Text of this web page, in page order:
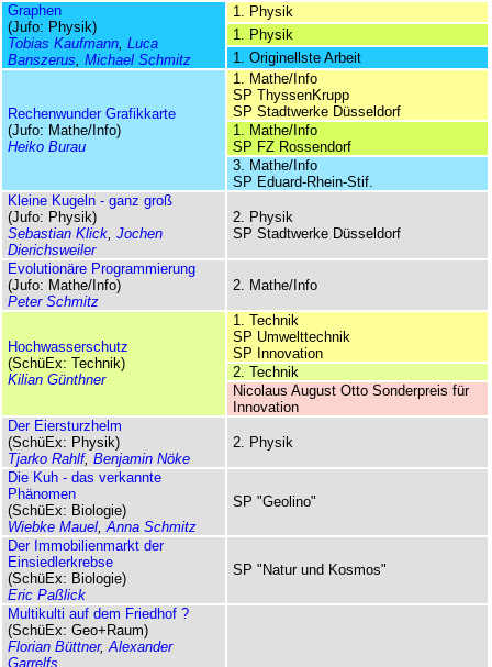
Graphen
(Jufo: Physik)
Tobias Kaufmann Luca
Banszerus Michael Schmitz
1. Physik
1. Physik
1. Originellste Arbeit
Rechenwunder Grafikkarte
(Jufo: Mathe/Info)
Heiko Burau
1. Mathe/Info
SP ThyssenKrupp
SP Stadtwerke Düsseldorf
1. Mathe/Info
SP FZ Rossendorf
3. Mathe/Info
SP Eduard-Rhein-Stif.
Kleine Kugeln - ganz groß
(Jufo: Physik)
Sebastian Klick Jochen
Dierichsweiler
2. Physik
SP Stadtwerke Düsseldorf
Evolutionäre Programmierung
(Jufo: Mathe/Info)
Peter Schmitz
2. Mathe/Info
Hochwasserschutz
(SchüEx: Technik)
Kilian Günthner
1. Technik
SP Umwelttechnik
SP Innovation
2. Technik
Nicolaus August Otto Sonder­preis für
Innovation
Der Eiersturzhelm
(SchüEx: Physik)
Tjarko Rahlf, Benjamin Nöke
2. Physik
Die Kuh - das verkannte
Phänomen
(SchüEx: Biologie)
Wiebke Mauel Anna Schmitz
SP "Geolino"
Der Immobilienmarkt der
Einsiedlerkrebse
(SchüEx: Biologie)
Eric Paßlick
SP "Natur und Kosmos"
Multikulti auf dem Friedhof ?
(SchüEx: Geo+Raum)
Florian Büttner, Alexander
Garrelfs